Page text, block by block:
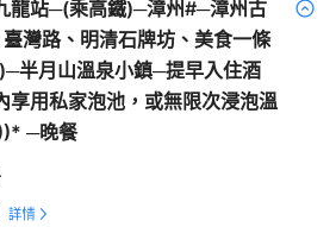
龍站─(乘高鐵)─漳州#─漳州古
灣路、明清石牌坊、美食一條
半月山溫泉小鎮─提早入住酒
享用私家泡池，或無限次浸泡溫
─晚餐